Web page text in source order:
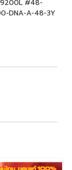
#48-
DNA-A-48-3Y